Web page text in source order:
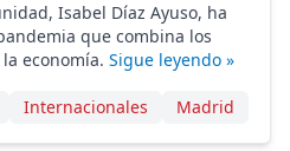
Isabel Díaz Ayuso, ha
que combina los
economía. Sigue leyendo »
Internacionales Madrid